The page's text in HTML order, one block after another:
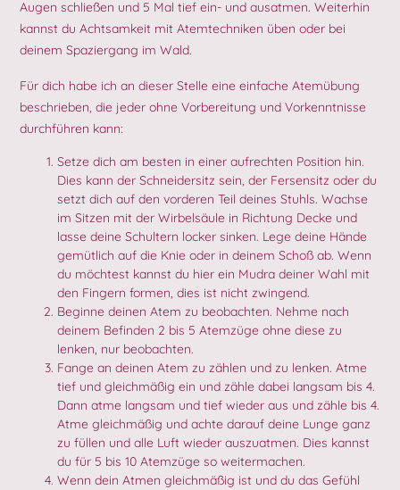
Augen schließen und 5 Mal tief ein- und ausatmen. Weiterhin
kannst du Achtsamkeit mit Atemtechniken üben oder bei
deinem Spaziergang im Wald.
Für dich habe ich an dieser Stelle eine einfache Atemübung
beschrieben, die jeder ohne Vorbereitung und Vorkenntnisse
durchführen kann:
Setze dich am besten in einer aufrechten Position hin.
Dies kann der Schneidersitz sein, der Fersensitz oder du
setzt dich auf den vorderen Teil deines Stuhls. Wachse
im Sitzen mit der Wirbelsäule in Richtung Decke und
lasse deine Schultern locker sinken. Lege deine Hände
gemütlich auf die Knie oder in deinem Schoß ab. Wenn
du möchtest kannst du hier ein Mudra deiner Wahl mit
den Fingern formen, dies ist nicht zwingend.
Beginne deinen Atem zu beobachten. Nehme nach
deinem Befinden 2 bis 5 Atemzüge ohne diese zu
lenken, nur beobachten.
Fange an deinen Atem zu zählen und zu lenken. Atme
tief und gleichmäßig ein und zähle dabei langsam bis 4.
Dann atme langsam und tief wieder aus und zähle bis 4.
Atme gleichmäßig und achte darauf deine Lunge ganz
zu füllen und alle Luft wieder auszuatmen. Dies kannst
du für 5 bis 10 Atemzüge so weitermachen.
Wenn dein Atmen gleichmäßig ist und du das Gefühl